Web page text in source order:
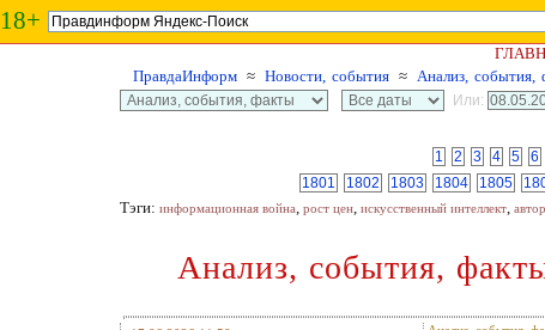
18+
ПравдаИнформ ≈ Новости, события ≈ Анализ, события,
Или:
1
2 3 4 5 6
1801
1802 1803 1804 1805
Тэги: информационная война, рост цен, искусственный интеллект,
Анализ, события,